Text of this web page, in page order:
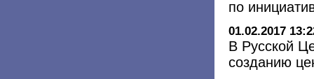
по
01.02.2017
В Русской
созданию